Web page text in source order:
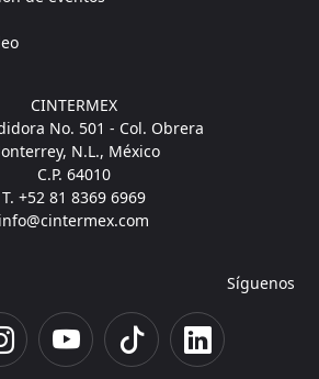
CINTERMEX
No. 501 - Col. Obrera
N.L., México
C.P. 64010
T. +52 81 8369 6969
info@cintermex.com
Síguenos